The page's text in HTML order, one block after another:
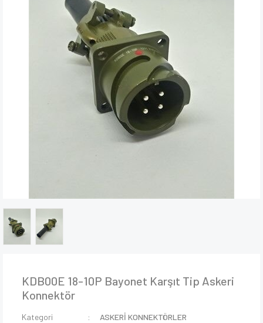
KDB00E 18-10P Bayonet Karşıt Tip Askeri
Konnektör
Kategori
ASKERİ KONNEKTÖRLER